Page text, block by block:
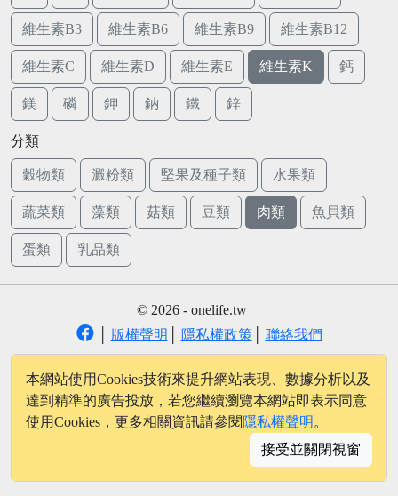
維生素B3 維生素B6 維生素B9 維生素B12
維生素C 維生素D 維生素E 維生素K 鈣
鎂 磷 鉀 鈉 鐵 鋅
分類
穀物類 澱粉類 堅果及種子類 水果類
蔬菜類 藻類 菇類 豆類 肉類 魚貝類
蛋類 乳品類
© 2026 - onelife.tw
版權聲明 隱私權政策│ 聯絡我們
本網站使用Cookies技術來提升網站表現、數據分析以及
達到精準的廣告投放，若您繼續瀏覽本網站即表示同意
使用Cookies，更多相關資訊請參閱 隱私權聲明 。
接受並關閉視窗